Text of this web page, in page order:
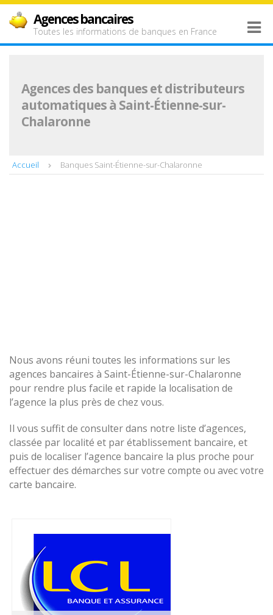
Agences bancaires
Toutes les informations de banques en France
Agences des banques et distributeurs
automatiques à Saint-Étienne-sur-
Chalaronne
Accueil Banques Saint-Étienne-sur-Chalaronne
Nous avons réuni toutes les informations sur les
agences bancaires à Saint-Étienne-sur-Chalaronne
pour rendre plus facile et rapide la localisation de
l’agence la plus près de chez vous.
Il vous suffit de consulter dans notre liste d’agences,
classée par localité et par établissement bancaire, et
puis de localiser l’agence bancaire la plus proche pour
effectuer des démarches sur votre compte ou avec votre
carte bancaire.